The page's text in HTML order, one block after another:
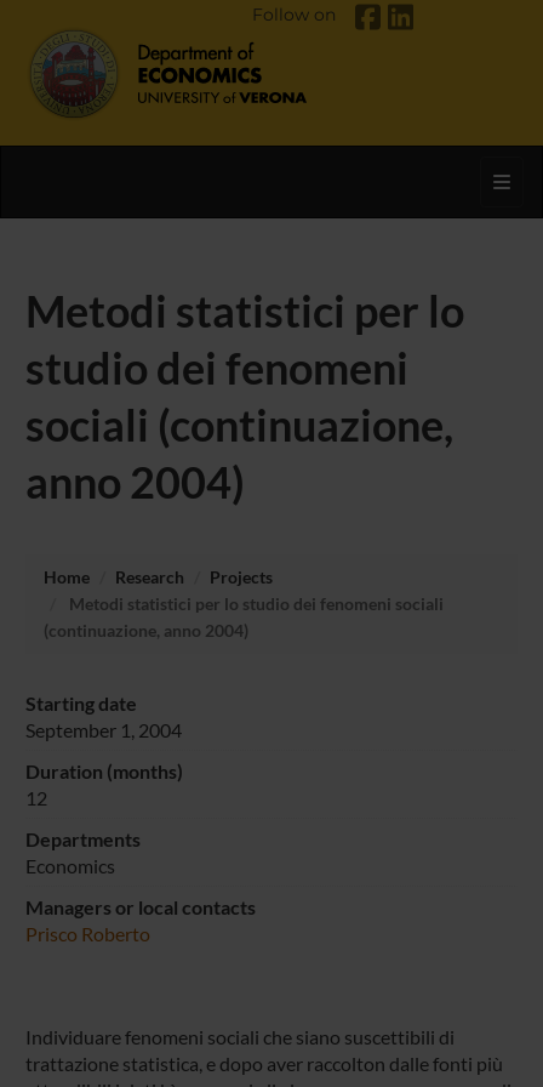
Follow on
Metodi statistici per lo
studio dei fenomeni
sociali (continuazione,
anno 2004)
Home Research
Projects
Metodi statistici per lo studio dei fenomeni sociali
(continuazione, anno 2004)
Starting date
September 1, 2004
Duration (months)
12
Departments
Economics
Managers or local contacts
Prisco Roberto
Individuare fenomeni sociali che siano suscettibili di
trattazione statistica, e dopo aver raccolton dalle fonti più